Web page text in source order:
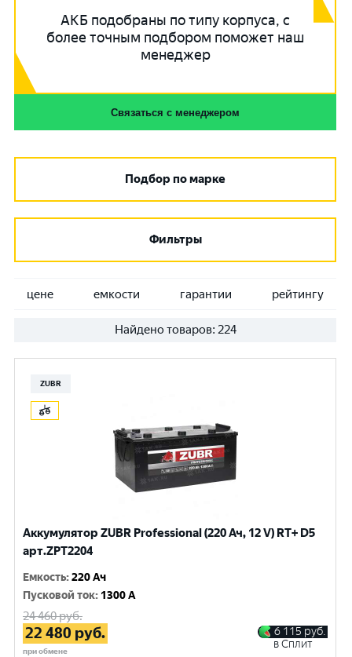
АКБ подобраны по типу корпуса, с
более точным подбором поможет наш
менеджер
Связаться с менеджером
Подбор по марке
Фильтры
цене емкости гарантии рейтингу
Найдено товаров: 224
ZUBR
Аккумулятор ZUBR Professional (220 Ач, 12 V) RT+ D5
арт.ZPT2204
Емкость:220 Ач
Пусковой ток: 1300 A
24 460руб.
22 480 руб.
при обмене
6 115 руб.
в Сплит